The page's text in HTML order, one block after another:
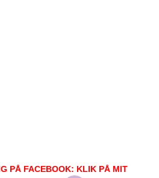
PÅ FACEBOOK: KLIK PÅ MIT